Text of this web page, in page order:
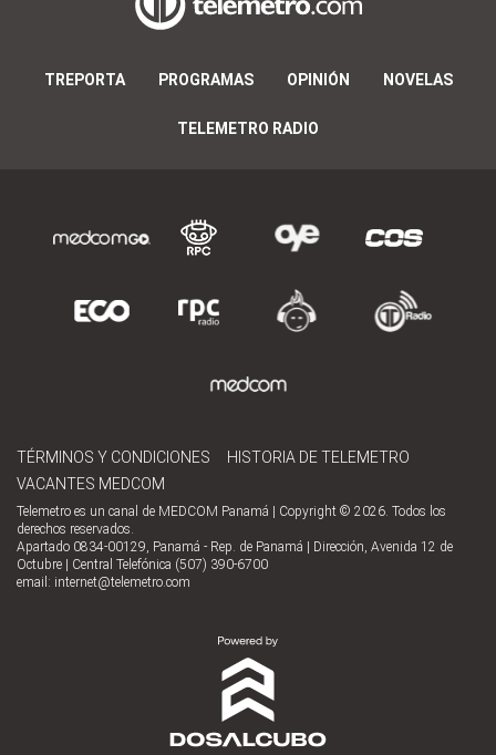
TREPORTA PROGRAMAS OPINIÓN NOVELAS
TELEMETRO RADIO
TÉRMINOS Y CONDICIONES
HISTORIA DE TELEMETRO
VACANTES MEDCOM
Telemetro es un canal de MEDCOM Panamá | Copyright © 2026. Todos los
derechos reservados.
Apartado 0834-00129, Panamá - Rep. de Panamá | Dirección, Avenida 12 de
Octubre | Central Telefónica (507) 390-6700
email: internet@telemetro.com